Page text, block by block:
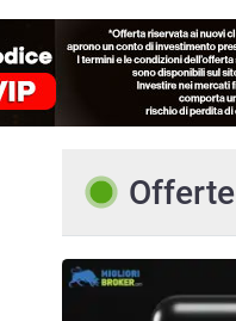
Offerte